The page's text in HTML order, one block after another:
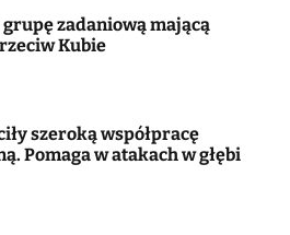
grupę zadaniową mającą
Kubie
szeroką współpracę
Pomaga w atakach w głębi